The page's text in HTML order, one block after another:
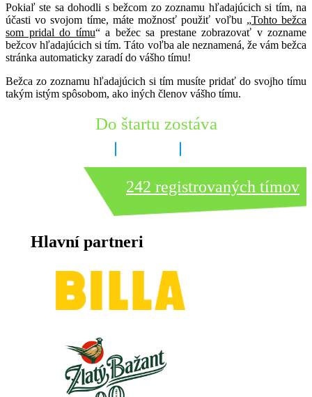
Pokiaľ ste sa dohodli s bežcom zo zoznamu hľadajúcich si tím, na
účasti vo svojom tíme, máte možnosť použiť voľbu „Tohto bežca
som pridal do tímu“ a bežec sa prestane zobrazovať v zozname
bežcov hľadajúcich si tím. Táto voľba ale neznamená, že vám bežca
stránka automaticky zaradí do vášho tímu!
Bežca zo zoznamu hľadajúcich si tím musíte pridať do svojho tímu
takým istým spôsobom, ako iných členov vášho tímu.
Do štartu zostáva
242 registrovaných tímov
Hlavní partneri